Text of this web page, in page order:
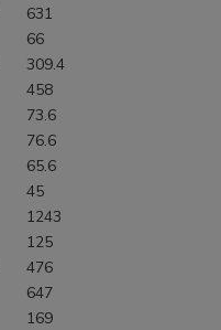
631
66
309.4
458
73.6
76.6
65.6
45
1243
125
476
647
169